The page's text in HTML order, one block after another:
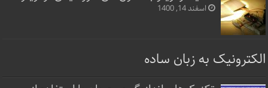
اسفند 14, 1400
الکترونیک به زبان ساده